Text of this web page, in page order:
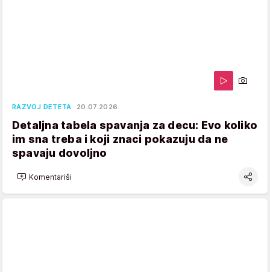
RAZVOJ DETETA 20.07.2026.
Detaljna tabela spavanja za decu: Evo koliko
im sna treba i koji znaci pokazuju da ne
spavaju dovoljno
Komentariši